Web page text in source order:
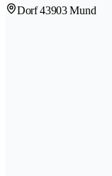
Dorf 43903 Mund